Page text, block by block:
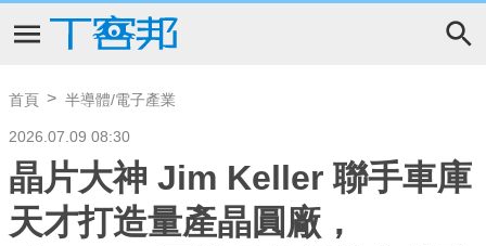
首頁 半導體/電子產業
2026.07.09 08:30
晶片大神 Jim Keller 聯手車庫
天才打造量產晶圓廠，